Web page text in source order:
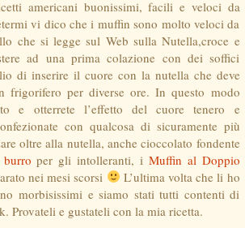
americani buonissimi, facili e veloci da
vi dico che i muffin sono molto veloci da
che si legge sul Web sulla Nutella,croce e
ad una prima colazione con dei soffici
di inserire il cuore con la nutella che deve
frigorifero per diverse ore. In questo modo
e otterrete l’effetto del cuore tenero e
con qualcosa di sicuramente più
oltre alla nutella, anche cioccolato fondente
per gli intolleranti, i Muffin al Doppio
nei mesi scorsi
L’ultima volta che li ho
morbisissimi e siamo stati tutti contenti di
Provateli e gustateli con la mia ricetta.